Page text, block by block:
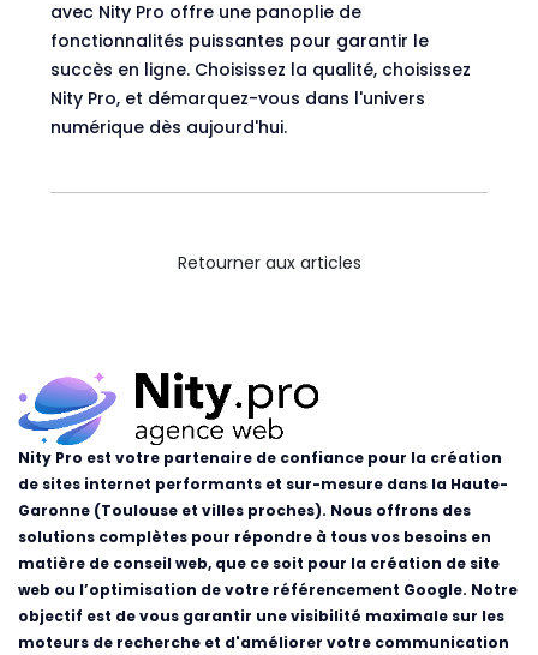
avec Nity Pro offre une panoplie de
fonctionnalités puissantes pour garantir le
succès en ligne. Choisissez la qualité, choisissez
Nity Pro, et démarquez-vous dans l'univers
numérique dès aujourd'hui.
Retourner aux articles
Nity Pro est votre partenaire de confiance pour la création
de sites internet performants et sur-mesure dans la Haute-
Garonne (Toulouse et villes proches). Nous offrons des
solutions complètes pour répondre à tous vos besoins en
matière de conseil web, que ce soit pour la création de site
web ou l’optimisation de votre référencement Google. Notre
objectif est de vous garantir une visibilité maximale sur les
moteurs de recherche et d'améliorer votre communication